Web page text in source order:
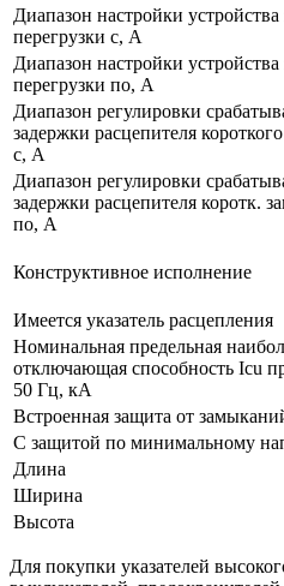
Диапазон настройки
перегрузки с, А
Диапазон настройки
перегрузки по, А
Диапазон регулировки
задержки расцепителя
с, А
Диапазон регулировки
задержки расцепителя коротк.
по, А
Конструктивное исполнение
Имеется указатель расцепления
Номинальная предельная
отключающая способность Icu
50 Гц, кА
Встроенная защита от
С защитой по минимальному
Длина
Ширина
Высота
Для покупки указателей